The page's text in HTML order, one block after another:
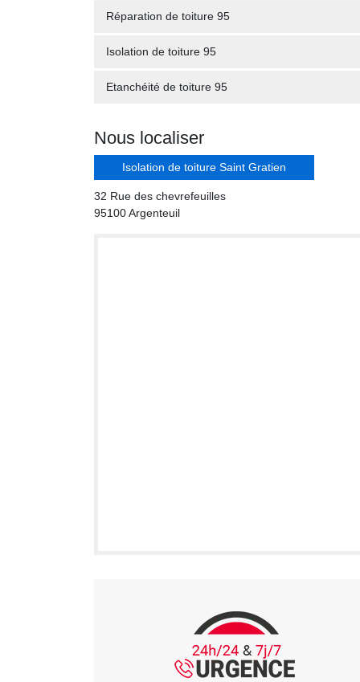
Réparation de toiture 95
Isolation de toiture 95
Etanchéité de toiture 95
Nous localiser
Isolation de toiture Saint Gratien
32 Rue des chevrefeuilles
95100 Argenteuil